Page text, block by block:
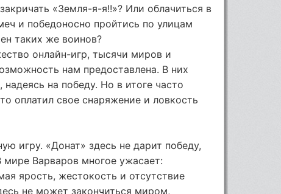
«Земля-я-я!!»? Или облачиться в
и победоносно пройтись по улицам
таких же воинов?
онлайн-игр, тысячи миров и
нам предоставлена. В них
на победу. Но в итоге часто
оплатил свое снаряжение и ловкость
игру. «Донат» здесь не дарит победу,
Варваров многое ужасает:
ярость, жестокость и отсутствие
не может закончиться миром,